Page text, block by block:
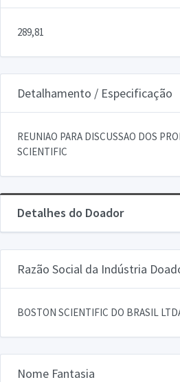
289,81
Detalhamento / Especificação
REUNIAO PARA DISCUSSAO DOS
SCIENTIFIC
Detalhes do Doador
Razão Social da Indústria
BOSTON SCIENTIFIC DO BRASIL
Nome Fantasia